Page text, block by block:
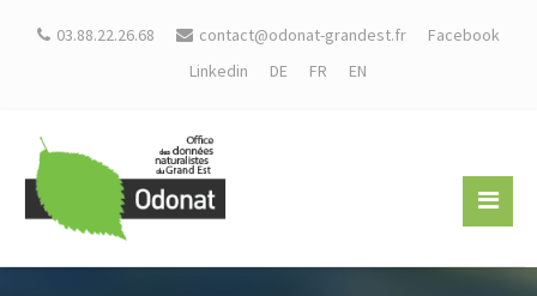
03.88.22.26.68 contact@odonat-grandest.fr
Facebook
Linkedin
DE FR EN